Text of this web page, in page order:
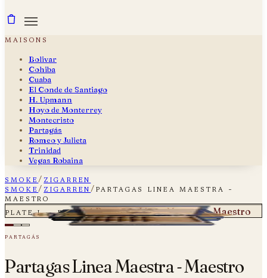
maisons
Bolivar
Cohiba
Cuaba
El Conde de Santiago
H. Upmann
Hoyo de Monterrey
Montecristo
Partagás
Romeo y Julieta
Trinidad
Vegas Robaina
smoke/ zigarren
smoke/ zigarren/partagas linea maestra -
maestro
plate i — fig. 01Partagas Linea Maestra - Maestro
partagás
Partagas Linea Maestra - Maestro